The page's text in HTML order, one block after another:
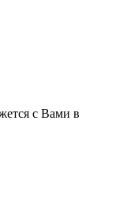
с Вами в